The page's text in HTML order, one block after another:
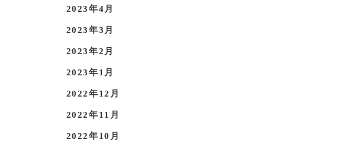
2023年4月
2023年3月
2023年2月
2023年1月
2022年12月
2022年11月
2022年10月